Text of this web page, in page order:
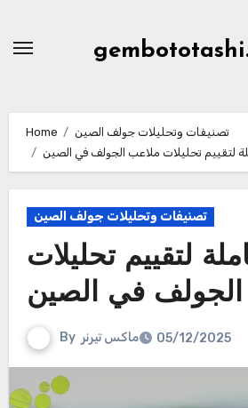
Home
تصنيفات وتحليلات جولف الصين
لتقييم تحليلات ملاعب الجولف في الصين
تصنيفات وتحليلات جولف الصين
لتقييم تحليلات
في الصين
By ماكس تيرنر 05/12/2025